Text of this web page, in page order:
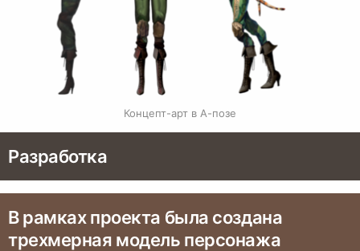
Концепт-арт в А-позе
Разработка
В рамках проекта была создана
трехмерная модель персонажа